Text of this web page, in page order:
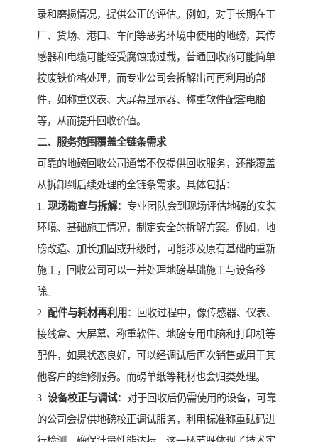
录和磨损情况，提供公正的评估。例如，对于长期在工
厂、货场、港口、车间等恶劣环境中使用的地磅，其传
感器和电缆可能经受腐蚀或过载，普通回收商可能简单
按废铁价格处理，而专业公司会拆解出可再利用的部
件，如称重仪表、大屏幕显示器、称重软件配套电脑
等，从而提升回收价值。
二、服务范围覆盖全链条需求
可靠的地磅回收公司通常不仅提供回收服务，还能覆盖
从拆卸到后续处理的全链条需求。具体包括：
1. 现场勘查与拆解：专业团队会到现场评估地磅的安装
环境、基础施工情况，制定安全的拆解方案。例如，地
磅改造、加长加固或升级时，可能涉及原有基础的重新
施工，回收公司可以一并处理地磅基础施工与设备移
除。
2. 配件与耗材再利用 ：回收过程中，像传感器、仪表、
接线盒、大屏幕、称重软件、地磅专用电脑和打印机等
配件，如果状态良好，可以经调试后再次销售或用于其
他客户的维修服务。而磅单纸等耗材也会归类处理。
3. 设备校正与调试：对于回收后仍需使用的设备，可靠
的公司会提供地磅校正调试服务，利用标准称重砝码进